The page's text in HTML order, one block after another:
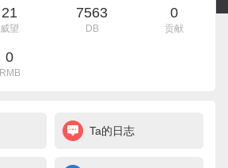
21
威望
7563
DB
0
贡献
0
RMB
Ta的日志